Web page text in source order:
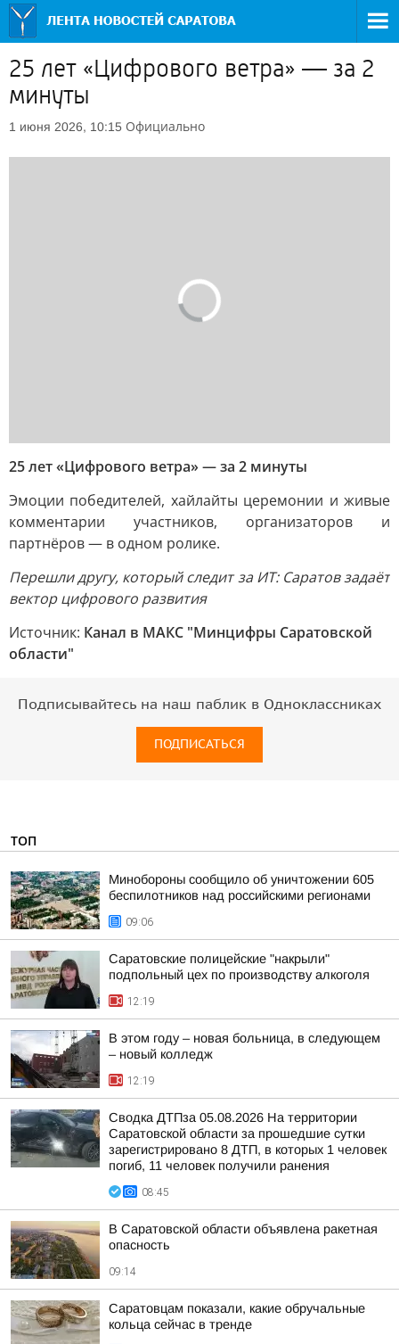
25 лет «Цифрового ветра» — за 2
минуты
1 июня 2026, 10:15 Официально
25 лет «Цифрового ветра» — за 2 минуты
Эмоции победителей, хайлайты церемонии и живые
комментарии участников, организаторов и
партнёров — в одном ролике.
Перешли другу, который следит за ИТ: Саратов задаёт
вектор цифрового развития
Источник: Канал в МАКС "Минцифры Саратовской
области"
Подписывайтесь на наш паблик в Одноклассниках
ПОДПИСАТЬСЯ
ТОП
Минобороны сообщило об уничтожении 605
беспилотников над российскими регионами
09:06
Саратовские полицейские "накрыли"
подпольный цех по производству алкоголя
12:19
В этом году – новая больница, в следующем
– новый колледж
12:19
Сводка ДТПза 05.08.2026 На территории
Саратовской области за прошедшие сутки
зарегистрировано 8 ДТП, в которых 1 человек
погиб, 11 человек получили ранения
08:45
В Саратовской области объявлена ракетная
опасность
09:14
Саратовцам показали, какие обручальные
кольца сейчас в тренде